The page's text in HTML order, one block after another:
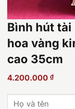
Bình hút tài
hoa vàng
cao 35cm
4.200.000 ₫